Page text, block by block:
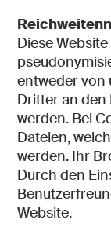
Diese
entweder von
Dritter an
werden. Bei
Dateien,
werden. Ihr
Durch den
Website.